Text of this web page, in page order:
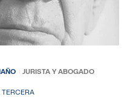
TERCERA
JURISTA Y ABOGADO